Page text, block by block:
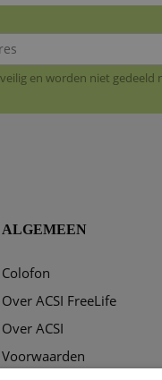
veilig en worden niet gedeeld
ALGEMEEN
Colofon
Over ACSI FreeLife
Over ACSI
Voorwaarden